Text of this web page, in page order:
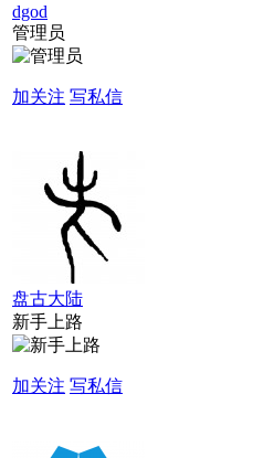
dgod
管理员
加关注 写私信
盘古大陆
新手上路
加关注 写私信